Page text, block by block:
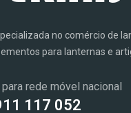
no comércio de
para lanternas e
rede móvel nacional
117 052